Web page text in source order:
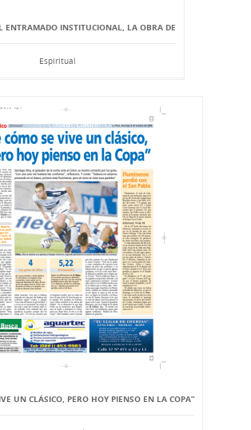
ENTRAMADO INSTITUCIONAL, LA OBRA DE
Espiritual
UN CLÁSICO, PERO HOY PIENSO EN LA COPA”